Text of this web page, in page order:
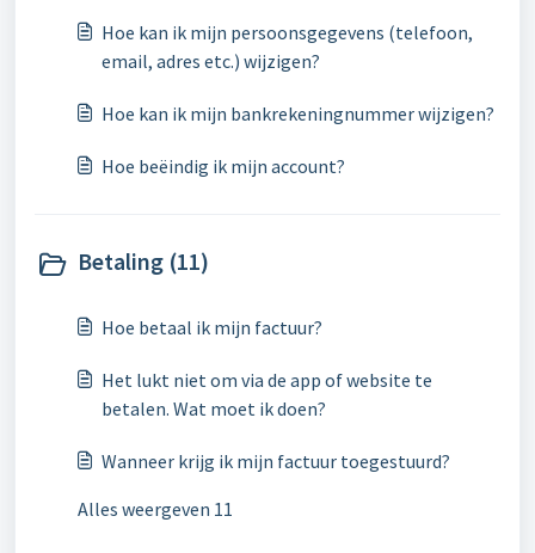
Hoe kan ik mijn persoonsgegevens (telefoon,
email, adres etc.) wijzigen?
Hoe kan ik mijn bankrekeningnummer wijzigen?
Hoe beëindig ik mijn account?
Betaling (11)
Hoe betaal ik mijn factuur?
Het lukt niet om via de app of website te
betalen. Wat moet ik doen?
Wanneer krijg ik mijn factuur toegestuurd?
Alles weergeven 11